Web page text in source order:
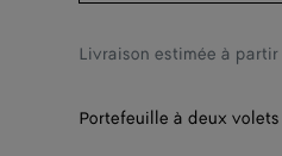
Livraison estimée à partir
Portefeuille à deux